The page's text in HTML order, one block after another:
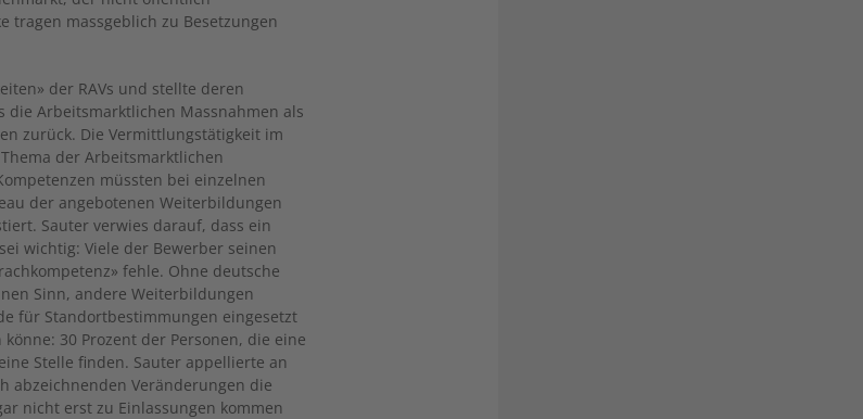
tragen massgeblich zu Besetzungen
der RAVs und stellte deren
die Arbeitsmarktlichen Massnahmen als
zurück. Die Vermittlungstätigkeit im
der Arbeitsmarktlichen
müssten bei einzelnen
der angebotenen Weiterbildungen
Sauter verwies darauf, dass ein
wichtig: Viele der Bewerber seinen
fehle. Ohne deutsche
Sinn, andere Weiterbildungen
für Standortbestimmungen eingesetzt
30 Prozent der Personen, die eine
Stelle finden. Sauter appellierte an
abzeichnenden Veränderungen die
nicht erst zu Einlassungen kommen